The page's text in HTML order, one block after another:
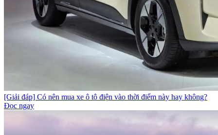
[Giải đáp] Có nên mua xe ô tô điện vào thời điểm này hay không?
Đọc ngay